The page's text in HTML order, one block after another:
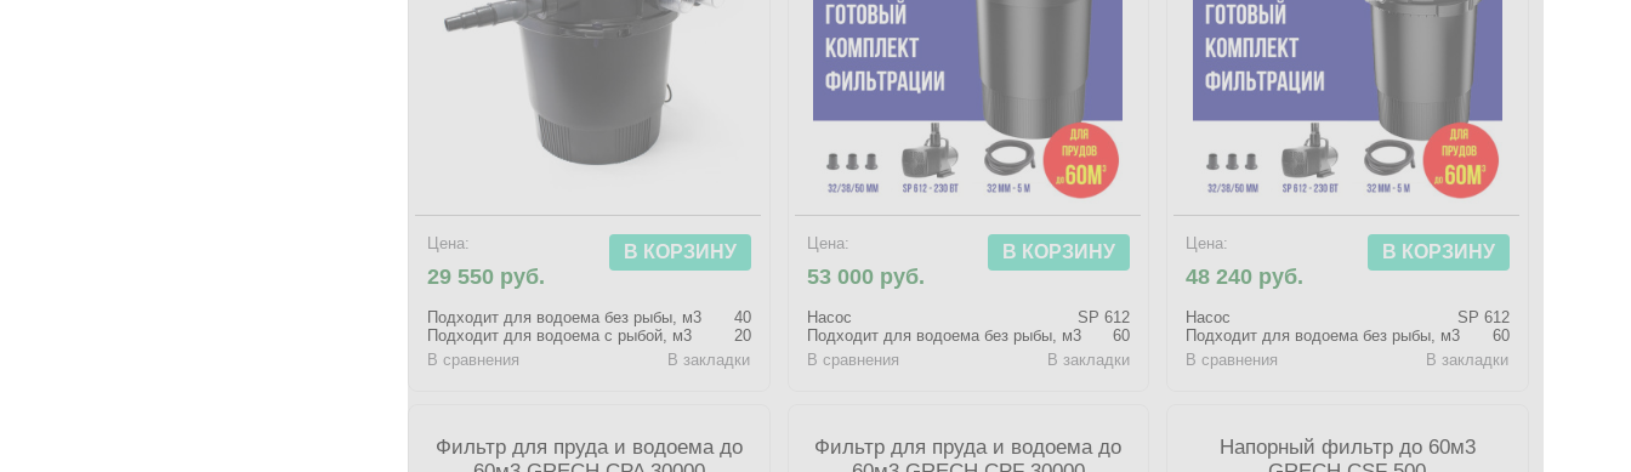
Цена:
29 550 руб.
В КОРЗИНУ
Подходит для водоема без рыбы, м3
40
Подходит для водоема с рыбой, м3
20
В сравнения
В закладки
Цена:
53 000 руб.
В КОРЗИНУ
Насос
SP 612
Подходит для водоема без рыбы, м3
60
В сравнения
В закладки
Цена:
48 240 руб.
В КОРЗИНУ
Насос
SP 612
Подходит для водоема без рыбы, м3
60
В сравнения
В закладки
Фильтр для пруда и водоема до
Фильтр для пруда и водоема до
Напорный фильтр до 60м3